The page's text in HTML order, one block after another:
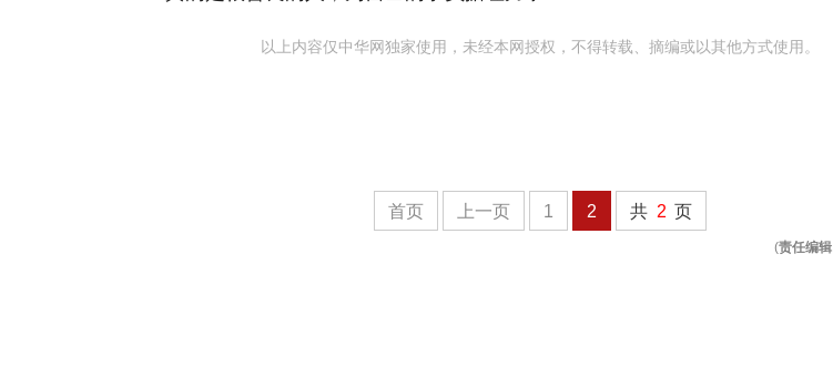
以上内容仅中华网独家使用，未经本网授权，不得转载、摘编或以其他方式使用。
首页 上一页 1 2 共 2 页
(责任编辑